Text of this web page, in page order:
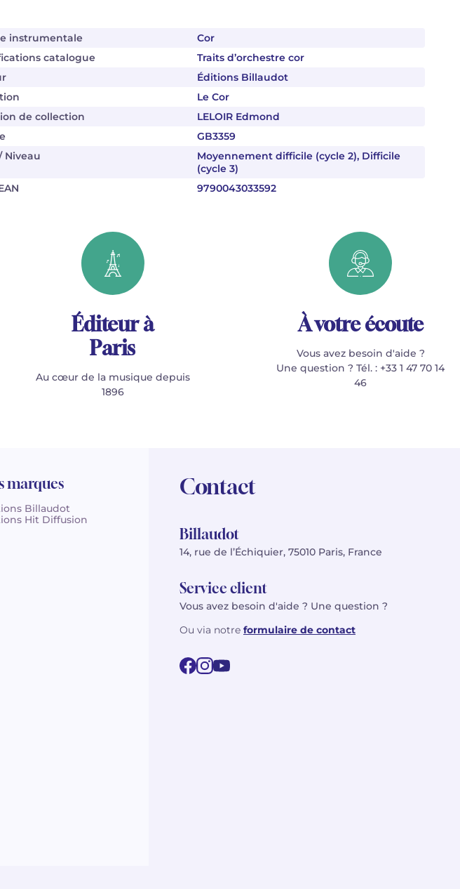
instrumentale
Cor
catalogue
Traits d’orchestre cor
Éditions Billaudot
Le Cor
de collection
LELOIR Edmond
GB3359
Niveau
Moyennement difficile (cycle 2), Difficile
(cycle 3)
9790043033592
Éditeur à
Paris
Au cœur de la musique depuis
1896
À votre écoute
Vous avez besoin d'aide ?
Une question ? Tél. : +33 1 47 70 14
46
marques
Billaudot
Hit Diffusion
Contact
Billaudot
14, rue de l’Échiquier, 75010 Paris, France
Service client
Vous avez besoin d'aide ? Une question ?
Ou via notre formulaire de contact